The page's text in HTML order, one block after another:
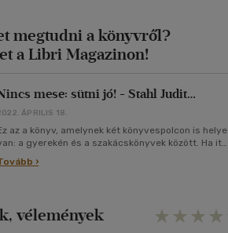
megtudni a könyvről?
a Libri Magazinon!
mese: sütni jó! - Stahl Judit
egy gyerekszakácskönyvhöz
ÁPRILIS 18.
az a könyv, amelynek két könyvespolcon is helye
a gyerekén és a szakácskönyvek között. Ha itt,
›
vélemények